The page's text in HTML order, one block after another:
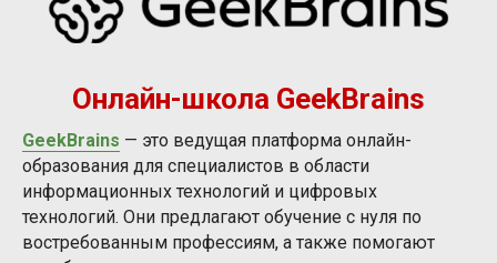
Онлайн-школа GeekBrains
GeekBrains — это ведущая платформа онлайн-
образования для специалистов в области
информационных технологий и цифровых
технологий. Они предлагают обучение с нуля по
востребованным профессиям, а также помогают